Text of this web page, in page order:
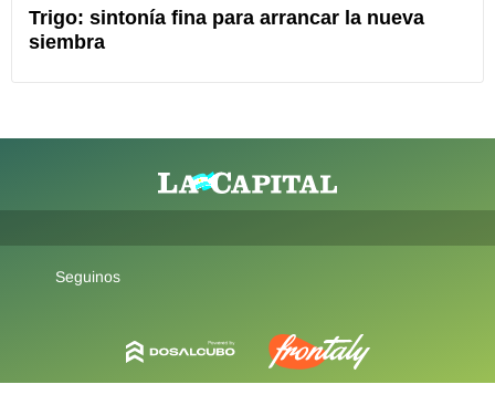
Trigo: sintonía fina para arrancar la nueva
siembra
Seguinos